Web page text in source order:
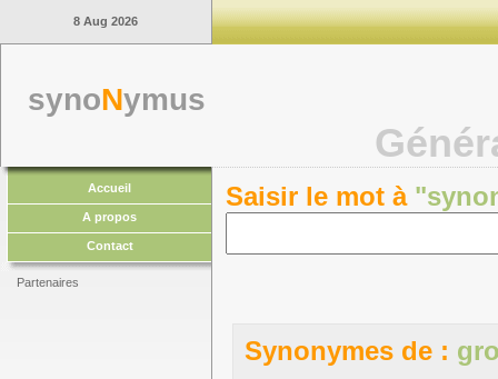
8 Aug 2026
synoNymus
Accueil
A propos
Contact
Partenaires
Saisir le mot à
Synonymes de :